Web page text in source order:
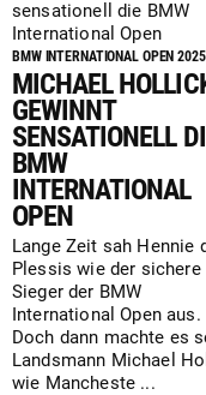
BMW INTERNATIONAL OPEN 2025
MICHAEL
GEWINNT
SENSATIONELL
BMW
INTERNATIONAL
OPEN
Lange Zeit sah Hennie
Plessis wie der sichere
Sieger der BMW
International Open aus.
Doch dann machte es
Landsmann Michael
wie Mancheste ...